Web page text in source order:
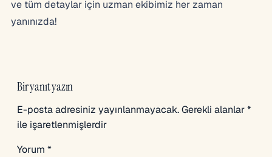
ve tüm detaylar için uzman ekibimiz her zaman
yanınızda!
Bir yanıt yazın
E-posta adresiniz yayınlanmayacak.Gerekli alanlar*
ile işaretlenmişlerdir
Yorum *